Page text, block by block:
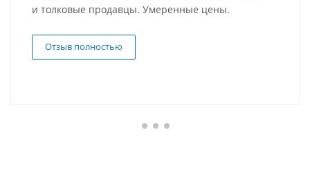
и толковые продавцы. Умеренные цены.
Отзыв полностью